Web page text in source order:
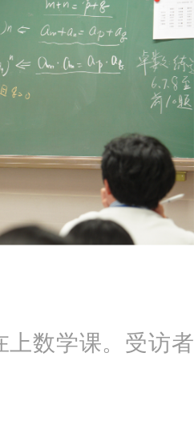
上数学课。受访者